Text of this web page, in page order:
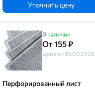
Уточнить цену
В наличии
От 155 ₽
Цена от 16.07.2026
Перфорированный лист